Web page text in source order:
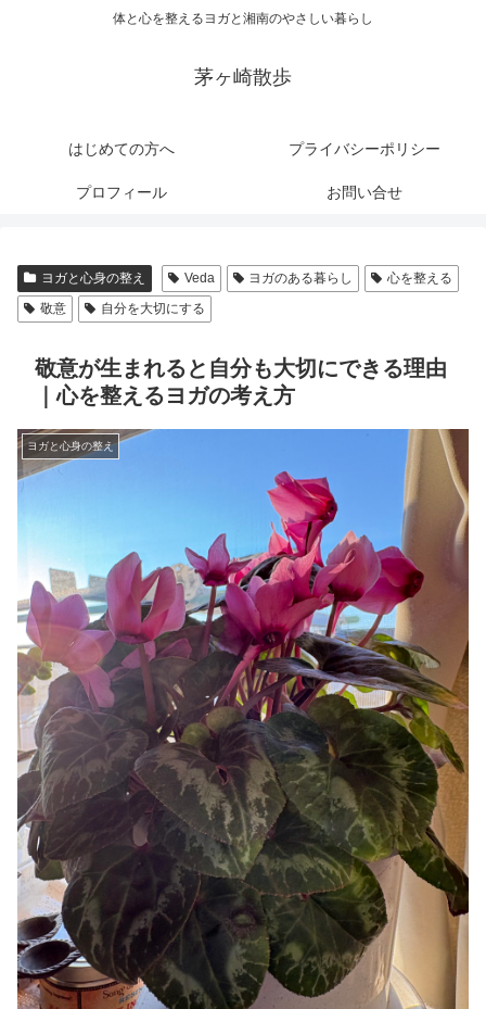
体と心を整えるヨガと湘南のやさしい暮らし
茅ヶ崎散歩
はじめての方へ プライバシーポリシー
プロフィール お問い合せ
ヨガと心身の整え Veda ヨガのある暮らし
心を整える
敬意
自分を大切にする
敬意が生まれると自分も大切にできる理由
｜心を整えるヨガの考え方
ヨガと心身の整え